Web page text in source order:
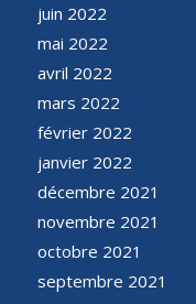
juin 2022
mai 2022
avril 2022
mars 2022
février 2022
janvier 2022
décembre 2021
novembre 2021
octobre 2021
septembre 2021